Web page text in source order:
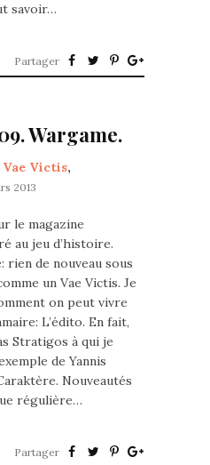
savoir…
Partager
Wargame.
Vae Victis,
2013
le magazine
au jeu d’histoire.
rien de nouveau sous
un Vae Victis. Je
on peut vivre
L’édito. En fait,
Stratigos à qui je
de Yannis
Nouveautés
régulière…
Partager